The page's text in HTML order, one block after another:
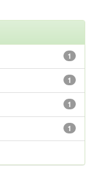
1
1
1
1